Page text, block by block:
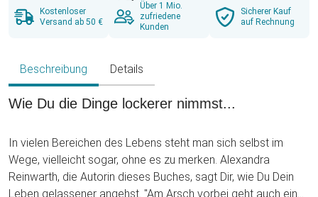
Kostenloser
Versand ab 50 €
Über 1 Mio.
zufriedene
Kunden
Sicherer Kauf
auf Rechnung
Beschreibung Details
Wie Du die Dinge lockerer nimmst...
In vielen Bereichen des Lebens steht man sich selbst im
Wege, vielleicht sogar, ohne es zu merken. Alexandra
Reinwarth, die Autorin dieses Buches, sagt Dir, wie Du Dein
Leben gelassener angehst. "Am Arsch vorbei geht auch ein